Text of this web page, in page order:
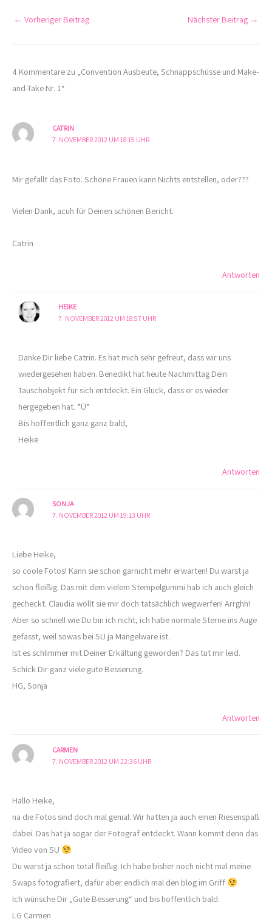
← Vorheriger Beitrag Nächster Beitrag →
4 Kommentare zu „Convention Ausbeute, Schnappschüsse und Make-
and-Take Nr. 1“
CATRIN
7. NOVEMBER 2012 UM 18:15 UHR
Mir gefällt das Foto. Schöne Frauen kann Nichts entstellen, oder???
Vielen Dank, acuh für Deinen schönen Bericht.
Catrin
Antworten
HEIKE
7. NOVEMBER 2012 UM 18:57 UHR
Danke Dir liebe Catrin. Es hat mich sehr gefreut, dass wir uns
wiedergesehen haben. Benedikt hat heute Nachmittag Dein
Tauschobjekt für sich entdeckt. Ein Glück, dass er es wieder
hergegeben hat. *Ü*
Bis hoffentlich ganz ganz bald,
Heike
Antworten
SONJA
7. NOVEMBER 2012 UM 19:13 UHR
Liebe Heike,
so coole Fotos! Kann sie schon garnicht mehr erwarten! Du warst ja
schon fleißig. Das mit dem vielem Stempelgummi hab ich auch gleich
gecheckt. Claudia wollt sie mir doch tatsächlich wegwerfen! Arrghh!
Aber so schnell wie Du bin ich nicht, ich habe normale Sterne ins Auge
gefasst, weil sowas bei SU ja Mangelware ist.
Ist es schlimmer mit Deiner Erkältung geworden? Das tut mir leid.
Schick Dir ganz viele gute Besserung.
HG, Sonja
Antworten
CARMEN
7. NOVEMBER 2012 UM 22:36 UHR
Hallo Heike,
na die Fotos sind doch mal genial. Wir hatten ja auch einen Riesenspaß
dabei. Das hat ja sogar der Fotograf entdeckt. Wann kommt denn das
Video von SU
Du warst ja schon total fleißig. Ich habe bisher noch nicht mal meine
Swaps fotografiert, dafür aber endlich mal den blog im Griff
Ich wünsche Dir „Gute Besserung“ und bis hoffentlich bald.
LG Carmen